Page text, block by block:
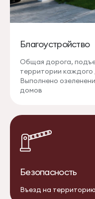
Благоустройство
Общая дорога,
территории
Выполнено
домов
Безопасность
Въезд на